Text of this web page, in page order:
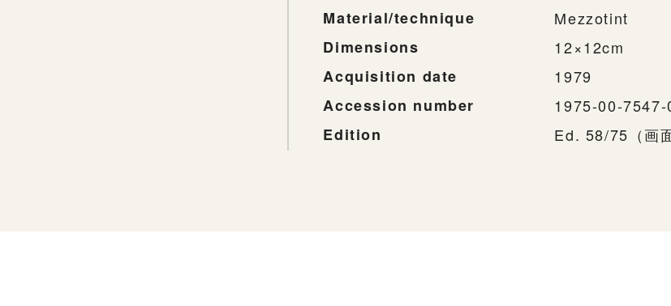
Material/technique
Mezzotint
Dimensions
12×12cm
Acquisition date
1979
Accession number
1975-00-7547-
Edition
Ed. 58/75（画